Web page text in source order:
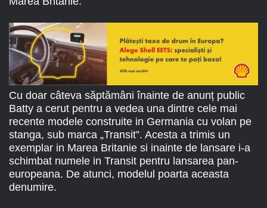
Cu doar câteva săptămâni înainte de anunț public
Batty a cerut pentru a vedea una dintre cele mai
recente modele construite in Germania cu volan pe
stanga, sub marca „Transit”. Acesta a trimis un
exemplar in Marea Britanie si inainte de lansare i-a
schimbat numele in Transit pentru lansarea pan-
europeana. De atunci, modelul poarta aceasta
denumire.